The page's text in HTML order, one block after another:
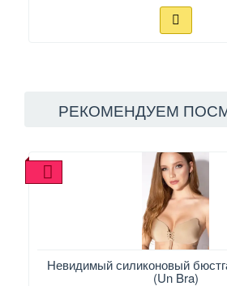
РЕКОМЕНДУЕМ
Невидимый силиконовый
(Un Bra)